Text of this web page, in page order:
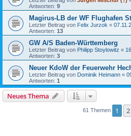
Antworten: 9
Magirus-LB der WF Flughafen
Letzter Beitrag von Felix Jurzok «
Antworten: 13
GW A/S Baden-Württemberg
Letzter Beitrag von Philipp Stoylowitz «
Antworten: 3
Neuer KdoW der Feuerwehr
Letzter Beitrag von Dominik Heimann «
Antworten: 1
Neues Thema
61 Themen 1 2